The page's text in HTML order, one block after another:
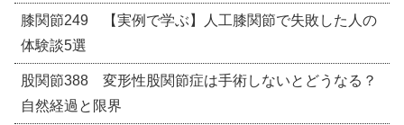
膝関節249 【実例で学ぶ】人工膝関節で失敗した人の
体験談5選
股関節388 変形性股関節症は手術しないとどうなる？
自然経過と限界